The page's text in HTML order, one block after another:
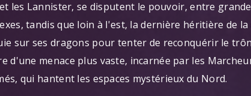
les Lannister, se disputent le pouvoir, entre
tandis que loin à l'est, la dernière héritière de
sur ses dragons pour tenter de reconquérir le
d'une menace plus vaste, incarnée par les
qui hantent les espaces mystérieux du Nord.